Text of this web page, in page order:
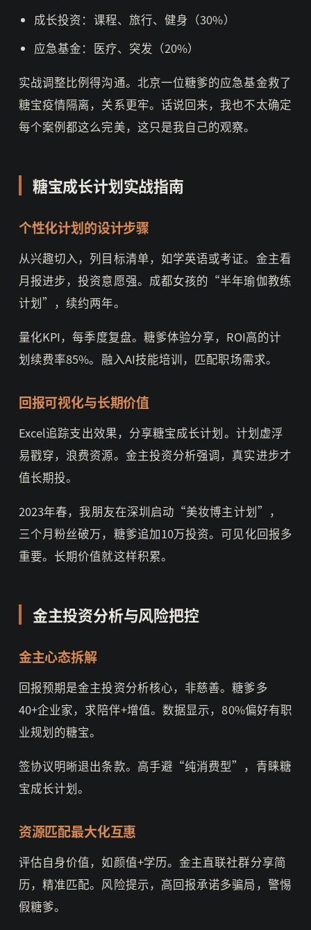
成长投资：课程、旅行、健身（30%）
应急基金：医疗、突发（20%）
实战调整比例得沟通。北京一位糖爹的应急基金救了
糖宝疫情隔离，关系更牢。话说回来，我也不太确定
每个案例都这么完美，这只是我自己的观察。
糖宝成长计划实战指南
个性化计划的设计步骤
从兴趣切入，列目标清单，如学英语或考证。金主看
月报进步，投资意愿强。成都女孩的“半年瑜伽教练
计划”，续约两年。
量化KPI，每季度复盘。糖爹体验分享，ROI高的计
划续费率85%。融入AI技能培训，匹配职场需求。
回报可视化与长期价值
Excel追踪支出效果，分享糖宝成长计划。计划虚浮
易戳穿，浪费资源。金主投资分析强调，真实进步才
值长期投。
2023年春，我朋友在深圳启动“美妆博主计划”，
三个月粉丝破万，糖爹追加10万投资。可见化回报多
重要。长期价值就这样积累。
金主投资分析与风险把控
金主心态拆解
回报预期是金主投资分析核心，非慈善。糖爹多
40+企业家，求陪伴+增值。数据显示，80%偏好有职
业规划的糖宝。
签协议明晰退出条款。高手避“纯消费型”，青睐糖
宝成长计划。
资源匹配最大化互惠
评估自身价值，如颜值+学历。金主直联社群分享简
历，精准匹配。风险提示，高回报承诺多骗局，警惕
假糖爹。